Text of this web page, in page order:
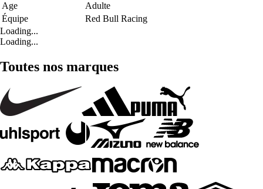
Age
Adulte
Équipe
Red Bull Racing
Loading...
Loading...
Toutes nos marques